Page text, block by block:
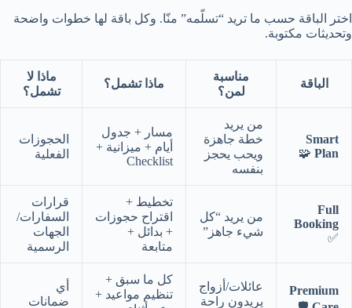
اختر الباقة حسب ما تريد “تسلّمه” منّا. وكل باقة لها خطوات واضحة
وتحديثات مكتوبة.
الباقة
مناسبة
لمن؟
ماذا تشمل؟
ماذا لا
تشمل؟
Smart
Plan
🧩
من يريد
خطة جاهزة
ويحب يحجز
بنفسه
مسار + جدول
أيام + ميزانية +
Checklist
الحجوزات
الفعلية
Full
Booking
✅
من يريد “كل
شيء جاهز”
تخطيط +
اقتراح حجوزات
+ بدائل +
متابعة
قرارات
السفارات/
الجهات
الرسمية
Premium
عائلات/أزواج
يريدون راحة
كل ما سبق +
تنظيم مواعيد +
أي
ضمانات